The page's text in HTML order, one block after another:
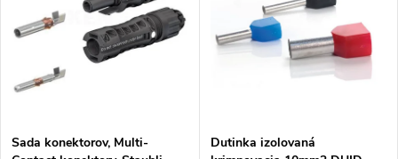
e
n
p
i
s
Sada konektorov, Multi-
Dutinka izolovaná